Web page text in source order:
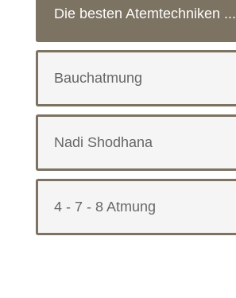
Die besten Atemtechniken ...
Bauchatmung
Nadi Shodhana
4 - 7 - 8 Atmung